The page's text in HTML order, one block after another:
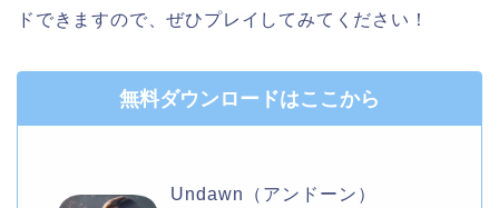
ドできますので、ぜひプレイしてみてください！
無料ダウンロードはここから
Undawn（アンドーン）